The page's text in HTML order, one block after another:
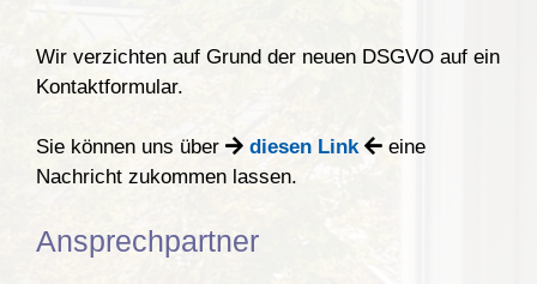
Wir verzichten auf Grund der neuen DSGVO auf ein
Kontaktformular.
Sie können uns über diesen Link
eine
Nachricht zukommen lassen.
Ansprechpartner